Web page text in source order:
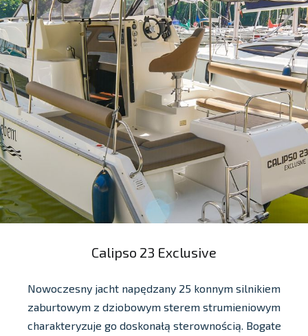
Calipso 23 Exclusive
Nowoczesny jacht napędzany 25 konnym silnikiem
zaburtowym z dziobowym sterem strumieniowym
charakteryzuje go doskonałą sterownością. Bogate